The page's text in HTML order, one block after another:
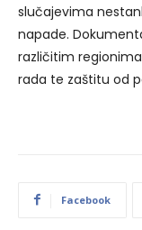
slučajevima
napade.
različitim
rada te zaštitu od
Facebook